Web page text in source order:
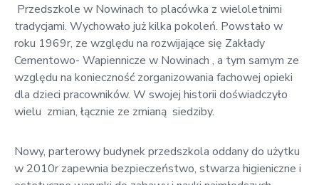
Bolechowicach
Przedszkole w Nowinach to placówka z wieloletnimi
tradycjami. Wychowało już kilka pokoleń. Powstało w
roku 1969r, ze względu na rozwijające się Zakłady
Cementowo- Wapiennicze w Nowinach , a tym samym ze
względu na konieczność zorganizowania fachowej opieki
dla dzieci pracowników. W swojej historii doświadczyło
wielu zmian, łącznie ze zmianą siedziby.
Nowy, parterowy budynek przedszkola oddany do użytku
w 2010r zapewnia bezpieczeństwo, stwarza higieniczne i